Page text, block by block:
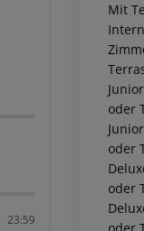
23:59
Mit
oder
oder
oder